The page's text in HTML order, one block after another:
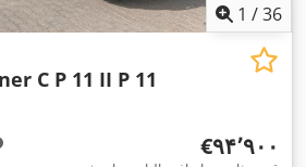
1 /36
C P 11 II P 11
‎€۹۴٬۹۰۰